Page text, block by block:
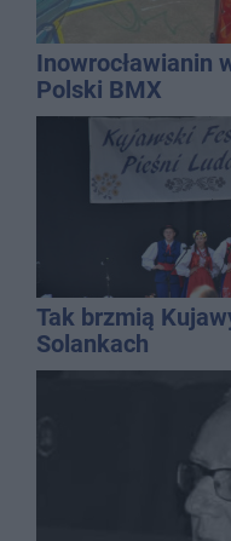
Inowrocławianin
Polski BMX
Tak brzmią
Solankach